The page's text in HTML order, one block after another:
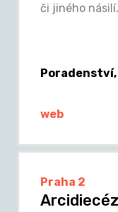
či jiného násilí.
web
Praha 2